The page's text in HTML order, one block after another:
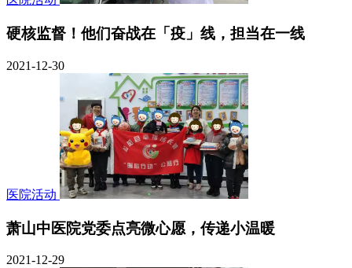
硬核监督！他们奋战在「疫」线，担当在一线
2021-12-30
医院活动
萧山中医院党委点亮微心愿，传递小温暖
2021-12-29